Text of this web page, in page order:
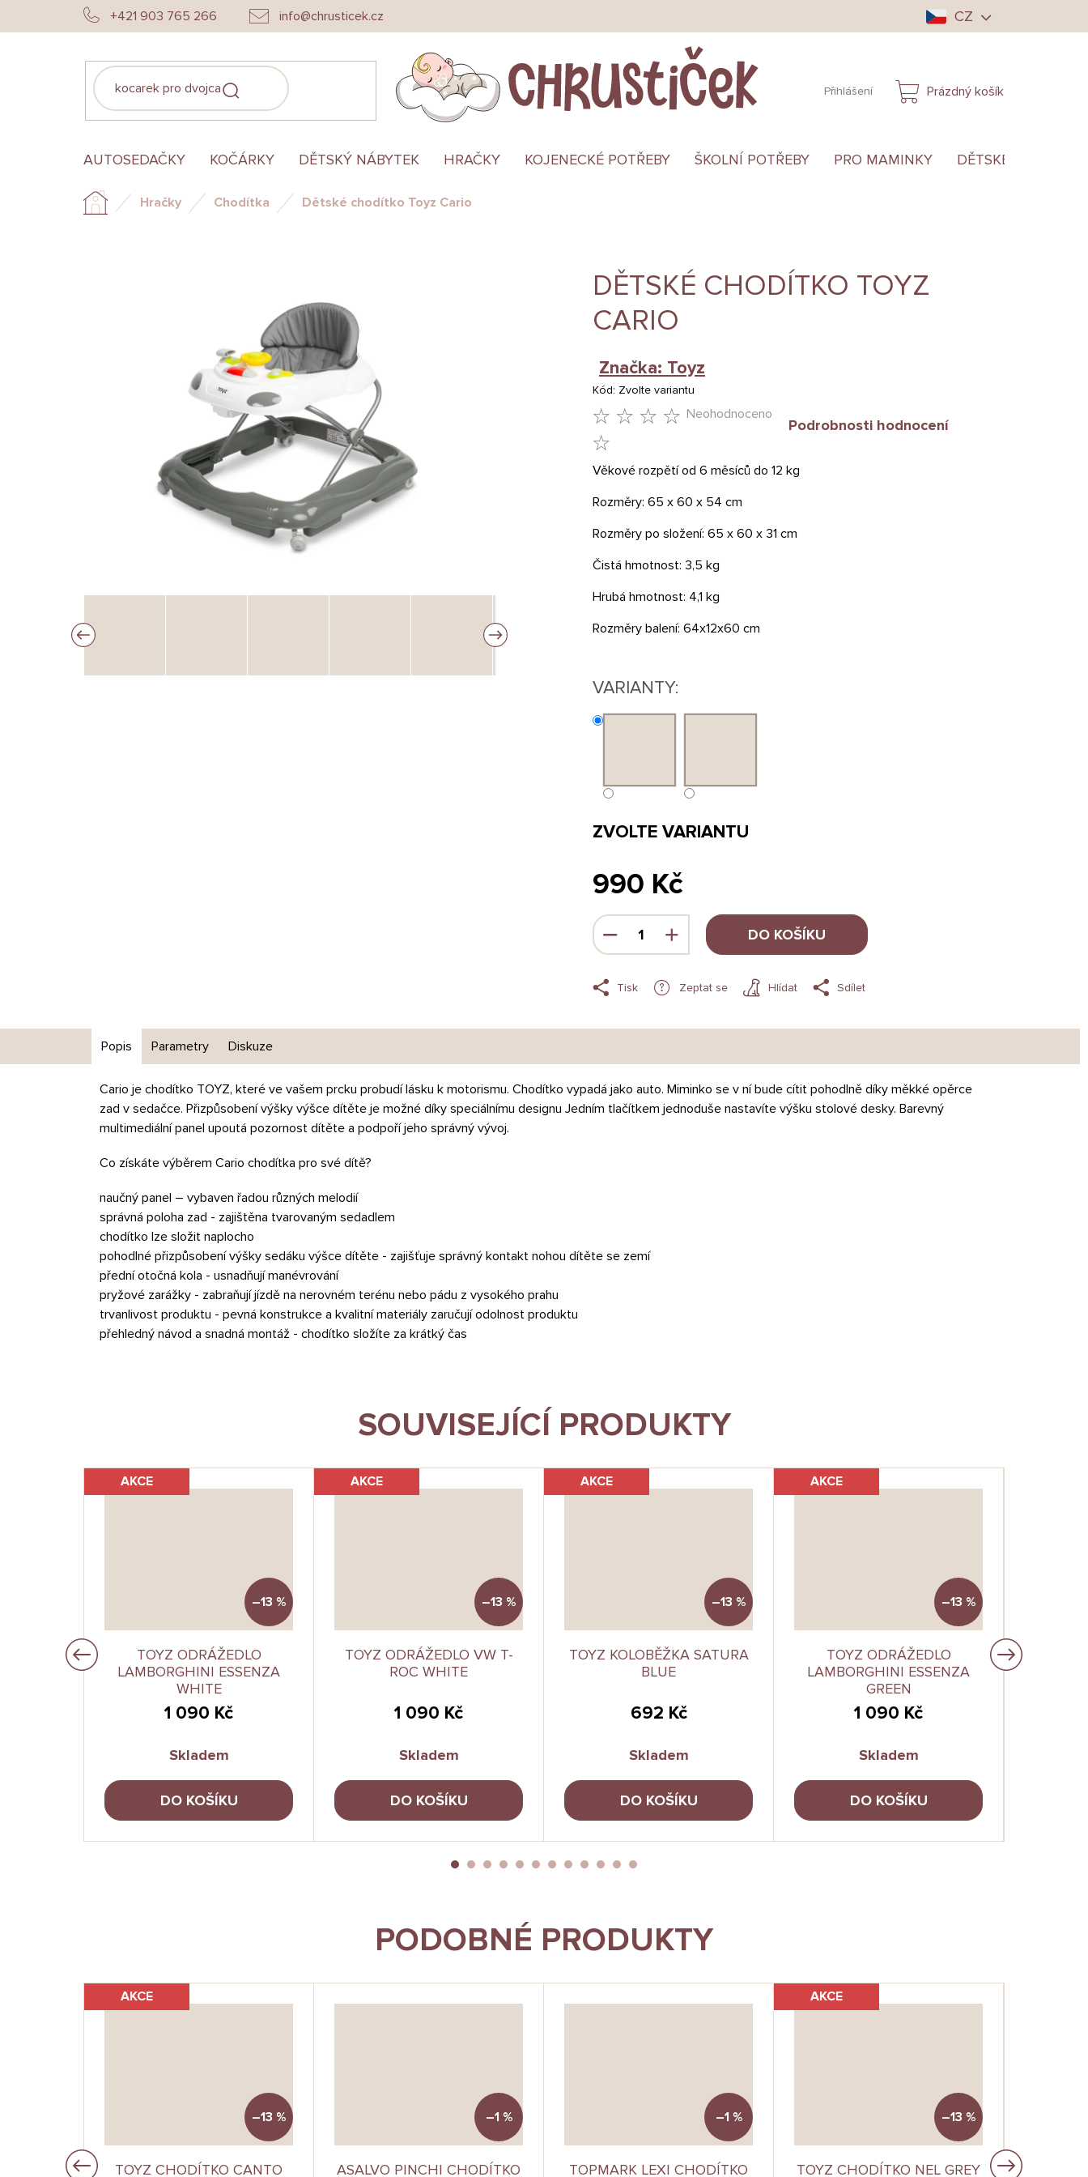
+421 903 765 266 info@chrusticek.cz CZ
Přihlášení
NÁKUPNÍ
Prázdný košík
AUTOSEDAČKY KOČÁRKY DĚTSKÝ NÁBYTEK HRAČKY KOJENECKÉ POTŘEBY ŠKOLNÍ POTŘEBY PRO MAMINKY DĚTSKÉ OBLEČENÍ
DomůHračky Chodítka Dětské chodítko Toyz Cario
DĚTSKÉ CHODÍTKO TOYZ
CARIO
HODNOCENÍ
PRODUKTU
JE
5
HVĚZDIČEK.
Neohodnoceno
Podrobnosti hodnocení
Kód: Zvolte variantu
Značka: Toyz
Věkové rozpětí od 6 měsíců do 12 kg
Rozměry: 65 x 60 x 54 cm
Rozměry po složení: 65 x 60 x 31 cm
Čistá hmotnost: 3,5 kg
Hrubá hmotnost: 4,1 kg
Rozměry balení: 64x12x60 cm
VARIANTY:
ZVOLTE VARIANTU
990 Kč
Měrná
cena:
DO KOŠÍKU
Tisk Zeptat se Hlídat Sdílet
Popis Parametry Diskuze
Cario je chodítko TOYZ, které ve vašem prcku probudí lásku k motorismu. Chodítko vypadá jako auto. Miminko se v ní bude cítit pohodlně díky měkké opěrce
zad v sedačce. Přizpůsobení výšky výšce dítěte je možné díky speciálnímu designu Jedním tlačítkem jednoduše nastavíte výšku stolové desky. Barevný
multimediální panel upoutá pozornost dítěte a podpoří jeho správný vývoj.
Co získáte výběrem Cario chodítka pro své dítě?
naučný panel – vybaven řadou různých melodií
správná poloha zad - zajištěna tvarovaným sedadlem
chodítko lze složit naplocho
pohodlné přizpůsobení výšky sedáku výšce dítěte - zajišťuje správný kontakt nohou dítěte se zemí
přední otočná kola - usnadňují manévrování
pryžové zarážky - zabraňují jízdě na nerovném terénu nebo pádu z vysokého prahu
trvanlivost produktu - pevná konstrukce a kvalitní materiály zaručují odolnost produktu
přehledný návod a snadná montáž - chodítko složíte za krátký čas
SOUVISEJÍCÍ PRODUKTY
AKCE
–13 %
TOYZ ODRÁŽEDLO
LAMBORGHINI ESSENZA
WHITE
1 090 Kč
Skladem
DO KOŠÍKU
AKCE
–13 %
TOYZ ODRÁŽEDLO VW T-
ROC WHITE
1 090 Kč
Skladem
DO KOŠÍKU
AKCE
–13 %
TOYZ KOLOBĚŽKA SATURA
BLUE
692 Kč
Skladem
DO KOŠÍKU
AKCE
–13 %
TOYZ ODRÁŽEDLO
LAMBORGHINI ESSENZA
GREEN
1 090 Kč
Skladem
DO KOŠÍKU
PODOBNÉ PRODUKTY
AKCE
–13 %
TOYZ CHODÍTKO CANTO
–1 %
ASALVO PINCHI CHODÍTKO
–1 %
TOPMARK LEXI CHODÍTKO
AKCE
–13 %
TOYZ CHODÍTKO NEL GREY